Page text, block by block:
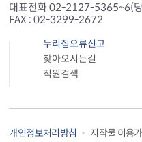
대표전화 02-2127-5365~6(
FAX : 02-3299-2672
누리집오류신고
찾아오시는길
직원검색
개인정보처리방침 저작물 이용